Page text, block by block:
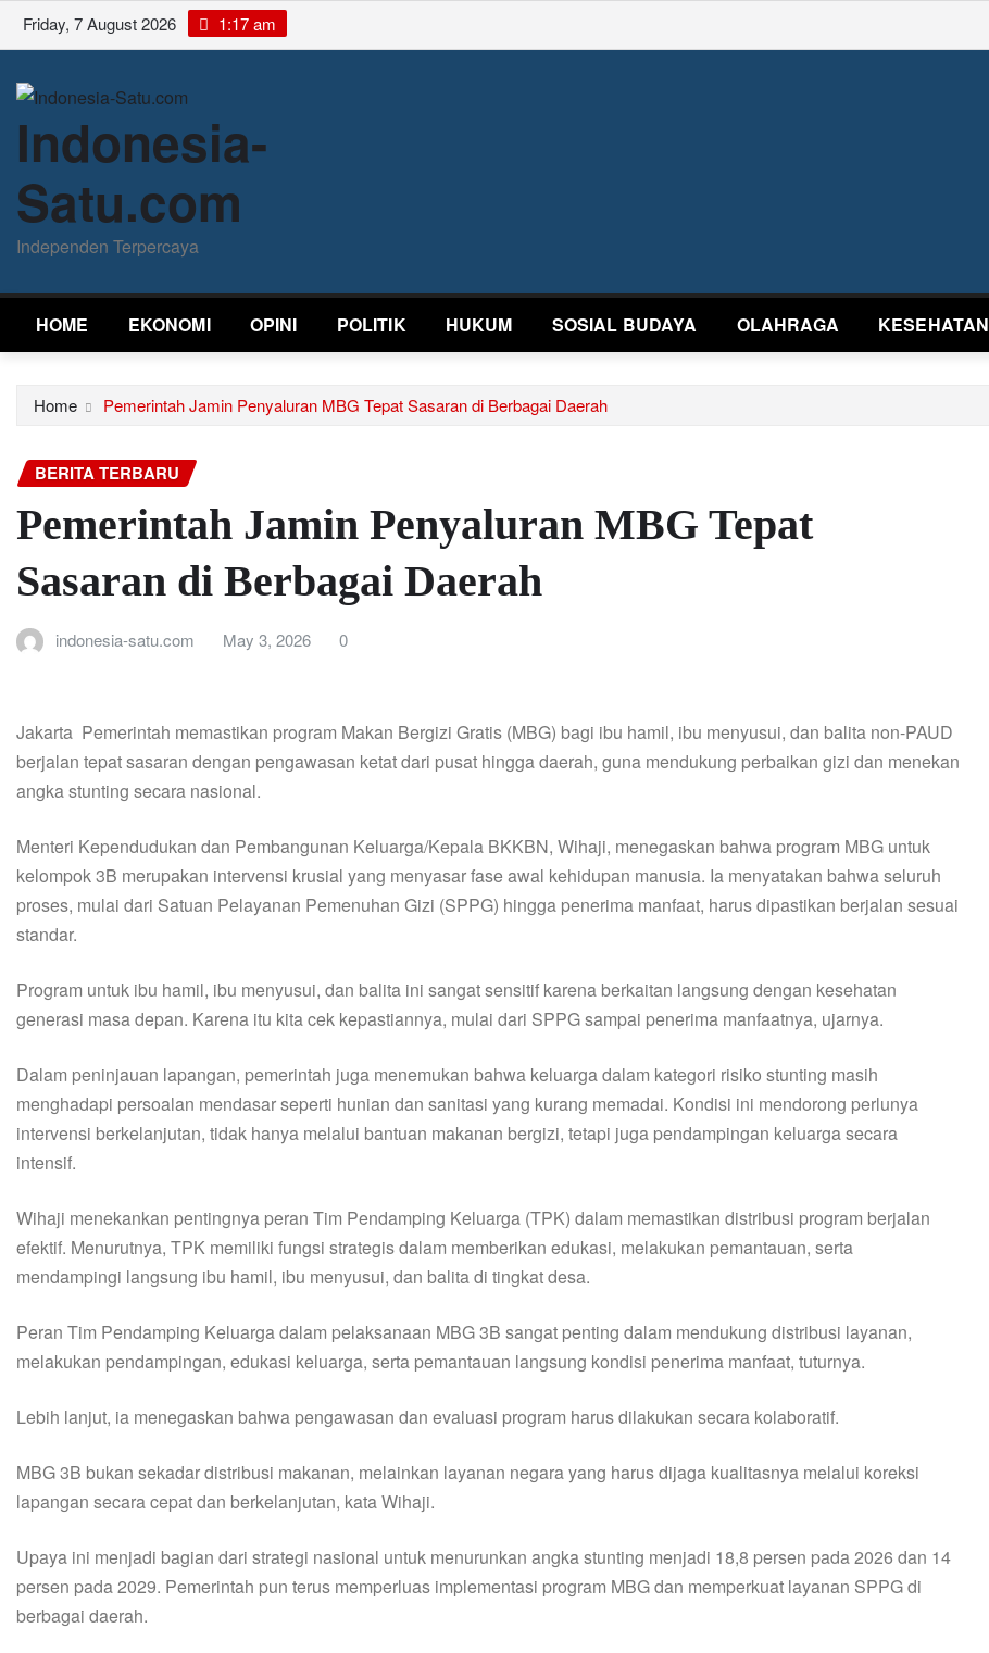
Skip
to
Friday, 7 August 2026 1:17 am
Indonesia-
Satu.com
Independen Terpercaya
HOME EKONOMI OPINI POLITIK HUKUM SOSIAL BUDAYA OLAHRAGA KESEHATAN
Home Pemerintah Jamin Penyaluran MBG Tepat Sasaran di Berbagai Daerah
BERITA TERBARU
Pemerintah Jamin Penyaluran MBG Tepat
Sasaran di Berbagai Daerah
indonesia-satu.com May 3, 2026 0
Jakarta  Pemerintah memastikan program Makan Bergizi Gratis (MBG) bagi ibu hamil, ibu menyusui, dan balita non-PAUD
berjalan tepat sasaran dengan pengawasan ketat dari pusat hingga daerah, guna mendukung perbaikan gizi dan menekan
angka stunting secara nasional.
Menteri Kependudukan dan Pembangunan Keluarga/Kepala BKKBN, Wihaji, menegaskan bahwa program MBG untuk
kelompok 3B merupakan intervensi krusial yang menyasar fase awal kehidupan manusia. Ia menyatakan bahwa seluruh
proses, mulai dari Satuan Pelayanan Pemenuhan Gizi (SPPG) hingga penerima manfaat, harus dipastikan berjalan sesuai
standar.
Program untuk ibu hamil, ibu menyusui, dan balita ini sangat sensitif karena berkaitan langsung dengan kesehatan
generasi masa depan. Karena itu kita cek kepastiannya, mulai dari SPPG sampai penerima manfaatnya, ujarnya.
Dalam peninjauan lapangan, pemerintah juga menemukan bahwa keluarga dalam kategori risiko stunting masih
menghadapi persoalan mendasar seperti hunian dan sanitasi yang kurang memadai. Kondisi ini mendorong perlunya
intervensi berkelanjutan, tidak hanya melalui bantuan makanan bergizi, tetapi juga pendampingan keluarga secara
intensif.
Wihaji menekankan pentingnya peran Tim Pendamping Keluarga (TPK) dalam memastikan distribusi program berjalan
efektif. Menurutnya, TPK memiliki fungsi strategis dalam memberikan edukasi, melakukan pemantauan, serta
mendampingi langsung ibu hamil, ibu menyusui, dan balita di tingkat desa.
Peran Tim Pendamping Keluarga dalam pelaksanaan MBG 3B sangat penting dalam mendukung distribusi layanan,
melakukan pendampingan, edukasi keluarga, serta pemantauan langsung kondisi penerima manfaat, tuturnya.
Lebih lanjut, ia menegaskan bahwa pengawasan dan evaluasi program harus dilakukan secara kolaboratif.
MBG 3B bukan sekadar distribusi makanan, melainkan layanan negara yang harus dijaga kualitasnya melalui koreksi
lapangan secara cepat dan berkelanjutan, kata Wihaji.
Upaya ini menjadi bagian dari strategi nasional untuk menurunkan angka stunting menjadi 18,8 persen pada 2026 dan 14
persen pada 2029. Pemerintah pun terus memperluas implementasi program MBG dan memperkuat layanan SPPG di
berbagai daerah.